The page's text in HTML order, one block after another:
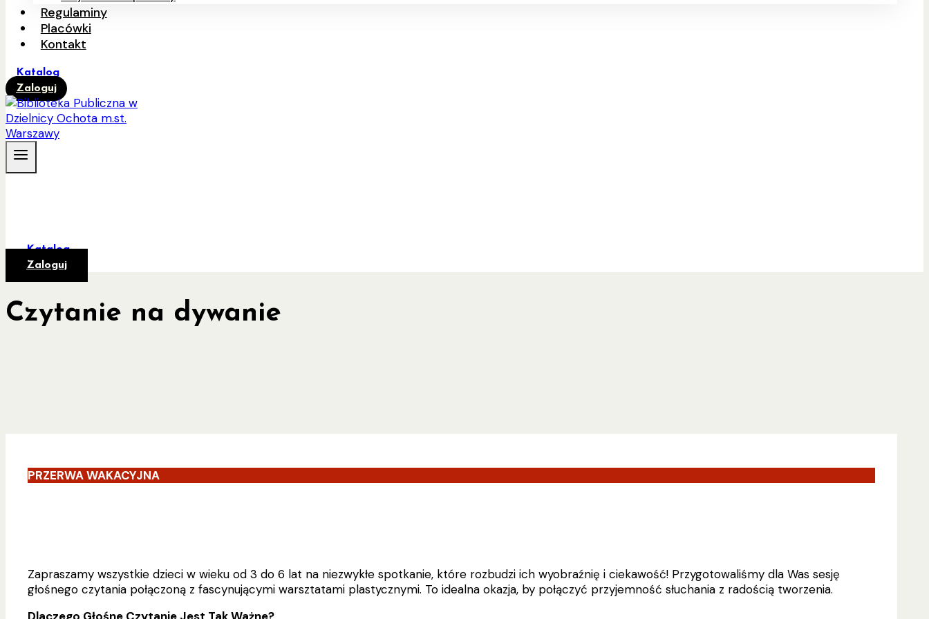
Regulaminy
Placówki
Kontakt
Katalog
Zaloguj
Katalog
Zaloguj
Czytanie na dywanie
PRZERWA WAKACYJNA
Zapraszamy wszystkie dzieci w wieku od 3 do 6 lat na niezwykłe spotkanie, które rozbudzi ich wyobraźnię i ciekawość! Przygotowaliśmy dla Was sesję
głośnego czytania połączoną z fascynującymi warsztatami plastycznymi. To idealna okazja, by połączyć przyjemność słuchania z radością tworzenia.
Dlaczego Głośne Czytanie Jest Tak Ważne?